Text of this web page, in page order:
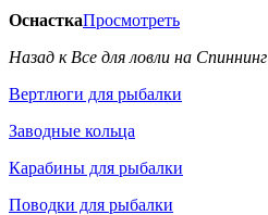
ОснасткаПросмотреть
Назад к Все для ловли на Спиннинг
Вертлюги для рыбалки
Заводные кольца
Карабины для рыбалки
Поводки для рыбалки